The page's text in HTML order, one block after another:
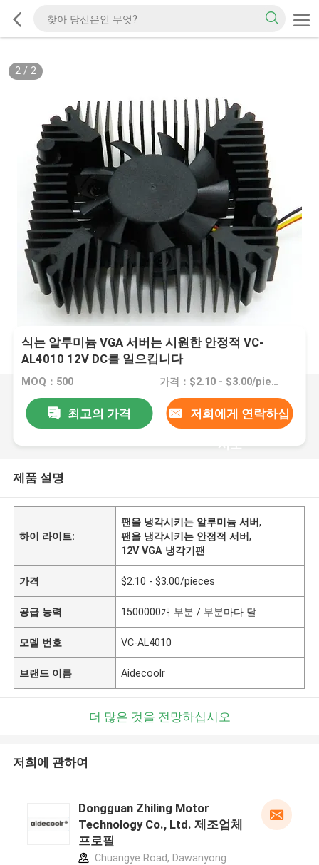
2/ 2
식는 알루미늄 VGA 서버는 시원한 안정적 VC-
AL4010 12V DC를 일으킵니다
MOQ：500 가격：$2.10 - $3.00/pieces
최고의 가격 저희에게 연락하십
시오
제품 설명
하이 라이트:
팬을 냉각시키는 알루미늄 서버,
팬을 냉각시키는 안정적 서버,
12V VGA 냉각기팬
가격 $2.10 - $3.00/pieces
공급 능력 1500000개 부분 / 부분마다 달
모델 번호 VC-AL4010
브랜드 이름 Aidecoolr
더 많은 것을 전망하십시오
저희에 관하여
Dongguan Zhiling Motor
Technology Co., Ltd. 제조업체
프로필
Chuangye Road, Dawanyong